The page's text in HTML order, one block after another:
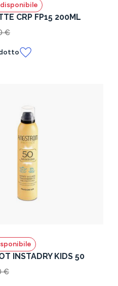
CRP FP15 200ML
€
INSTADRY KIDS 50
€